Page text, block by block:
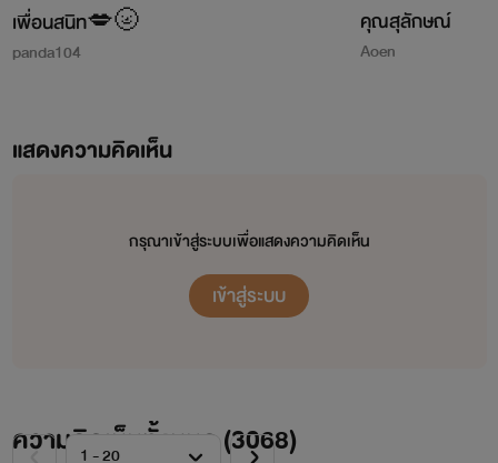
เพื่อนสนิท💋🌝
panda104
คุณสุลักษณ์
Aoen
แสดงความคิดเห็น
กรุณาเข้าสู่ระบบเพื่อแสดงความคิดเห็น
เข้าสู่ระบบ
ความคิดเห็นทั้งหมด (3068)